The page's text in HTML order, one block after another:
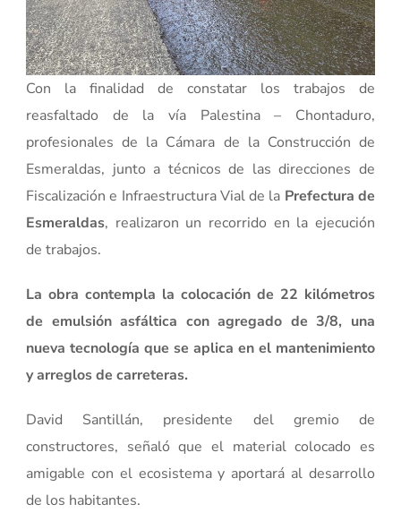
Con la finalidad de constatar los trabajos de
reasfaltado de la vía Palestina – Chontaduro,
profesionales de la Cámara de la Construcción de
Esmeraldas, junto a técnicos de las direcciones de
Fiscalización e Infraestructura Vial de la Prefectura de
Esmeraldas, realizaron un recorrido en la ejecución
de trabajos.
La obra contempla la colocación de 22 kilómetros
de emulsión asfáltica con agregado de 3/8, una
nueva tecnología que se aplica en el mantenimiento
y arreglos de carreteras.
David Santillán, presidente del gremio de
constructores, señaló que el material colocado es
amigable con el ecosistema y aportará al desarrollo
de los habitantes.